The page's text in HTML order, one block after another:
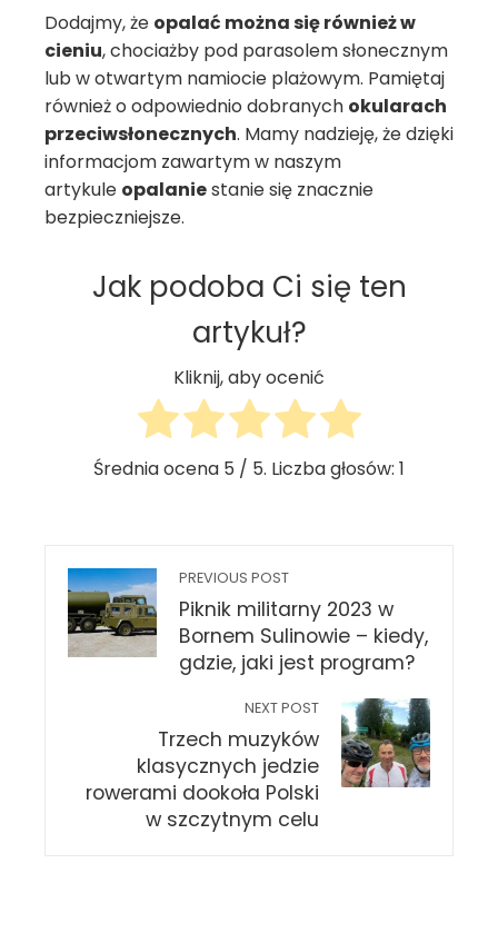
Dodajmy, że opalać można się również w
cieniu, chociażby pod parasolem słonecznym
lub w otwartym namiocie plażowym. Pamiętaj
również o odpowiednio dobranych okularach
przeciwsłonecznych. Mamy nadzieję, że dzięki
informacjom zawartym w naszym
artykule opalaniestanie się znacznie
bezpieczniejsze.
Jak podoba Ci się ten
artykuł?
Kliknij, aby ocenić
Średnia ocena 5 / 5. Liczba głosów: 1
PREVIOUS POST
Piknik militarny 2023 w
Bornem Sulinowie – kiedy,
gdzie, jaki jest program?
NEXT POST
Trzech muzyków
klasycznych jedzie
rowerami dookoła Polski
w szczytnym celu